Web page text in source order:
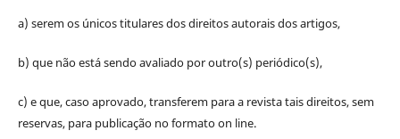
a) serem os únicos titulares dos direitos autorais dos artigos,
b) que não está sendo avaliado por outro(s) periódico(s),
c) e que, caso aprovado, transferem para a revista tais direitos, sem
reservas, para publicação no formato on line.